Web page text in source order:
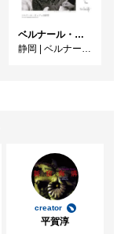
ベルナール・ビュフェと写真 ーカメラがとらえたビュフェとその時代、そして21 世紀へ
静岡 | ベルナール・ビュフェ美術館
creator
平賀淳